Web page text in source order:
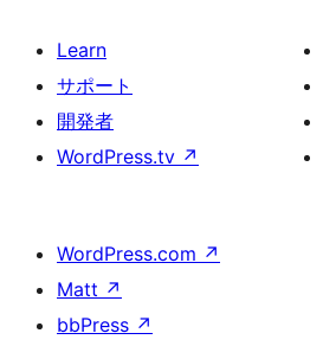
Learn
サポート
開発者
WordPress.tv ↗
WordPress.com ↗
Matt ↗
bbPress ↗